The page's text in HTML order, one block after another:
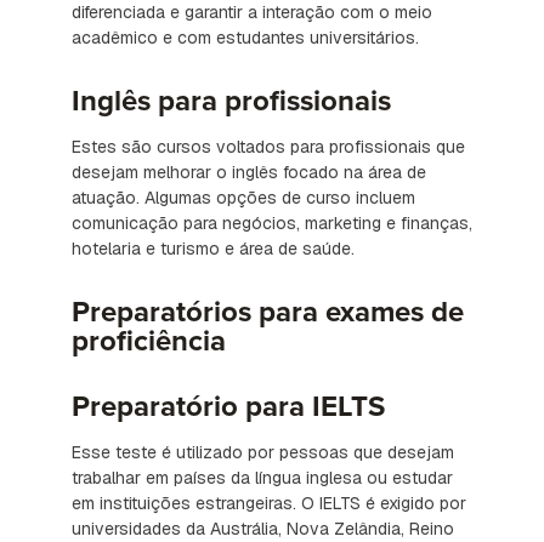
diferenciada e garantir a interação com o meio
acadêmico e com estudantes universitários.
Inglês para profissionais
Estes são cursos voltados para profissionais que
desejam melhorar o inglês focado na área de
atuação. Algumas opções de curso incluem
comunicação para negócios, marketing e finanças,
hotelaria e turismo e área de saúde.
Preparatórios para exames de
proficiência
Preparatório para IELTS
Esse teste é utilizado por pessoas que desejam
trabalhar em países da língua inglesa ou estudar
em instituições estrangeiras. O IELTS é exigido por
universidades da Austrália, Nova Zelândia, Reino